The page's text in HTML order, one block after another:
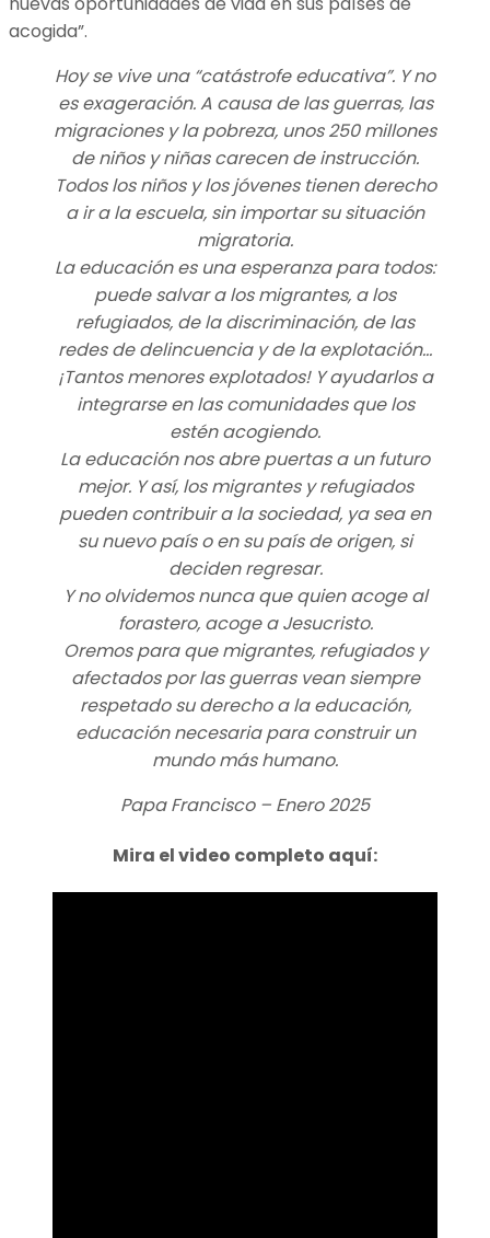
acogida”.
Hoy se vive una “catástrofe educativa”. Y no
es exageración. A causa de las guerras, las
migraciones y la pobreza, unos 250 millones
de niños y niñas carecen de instrucción.
Todos los niños y los jóvenes tienen derecho
a ir a la escuela, sin importar su situación
migratoria.
La educación es una esperanza para todos:
puede salvar a los migrantes, a los
refugiados, de la discriminación, de las
redes de delincuencia y de la explotación…
¡Tantos menores explotados! Y ayudarlos a
integrarse en las comunidades que los
estén acogiendo.
La educación nos abre puertas a un futuro
mejor. Y así, los migrantes y refugiados
pueden contribuir a la sociedad, ya sea en
su nuevo país o en su país de origen, si
deciden regresar.
Y no olvidemos nunca que quien acoge al
forastero, acoge a Jesucristo.
Oremos para que migrantes, refugiados y
afectados por las guerras vean siempre
respetado su derecho a la educación,
educación necesaria para construir un
mundo más humano.
Papa Francisco – Enero 2025
Mira el video completo aquí: